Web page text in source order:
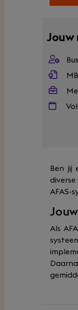
Jouw
Ben jij
AFAS-
Als